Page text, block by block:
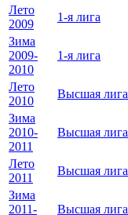
Лето
2009
1-я лига
Зима
2009-
2010
1-я лига
Лето
2010
Высшая лига
Зима
2010-
2011
Высшая лига
Лето
2011
Высшая лига
Зима
2011-
Высшая лига